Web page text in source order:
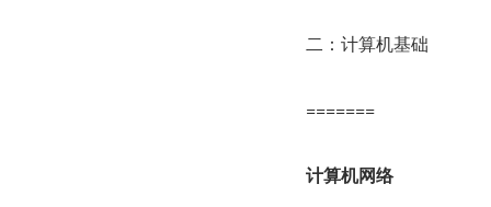
二：计算机基础
=======
计算机网络